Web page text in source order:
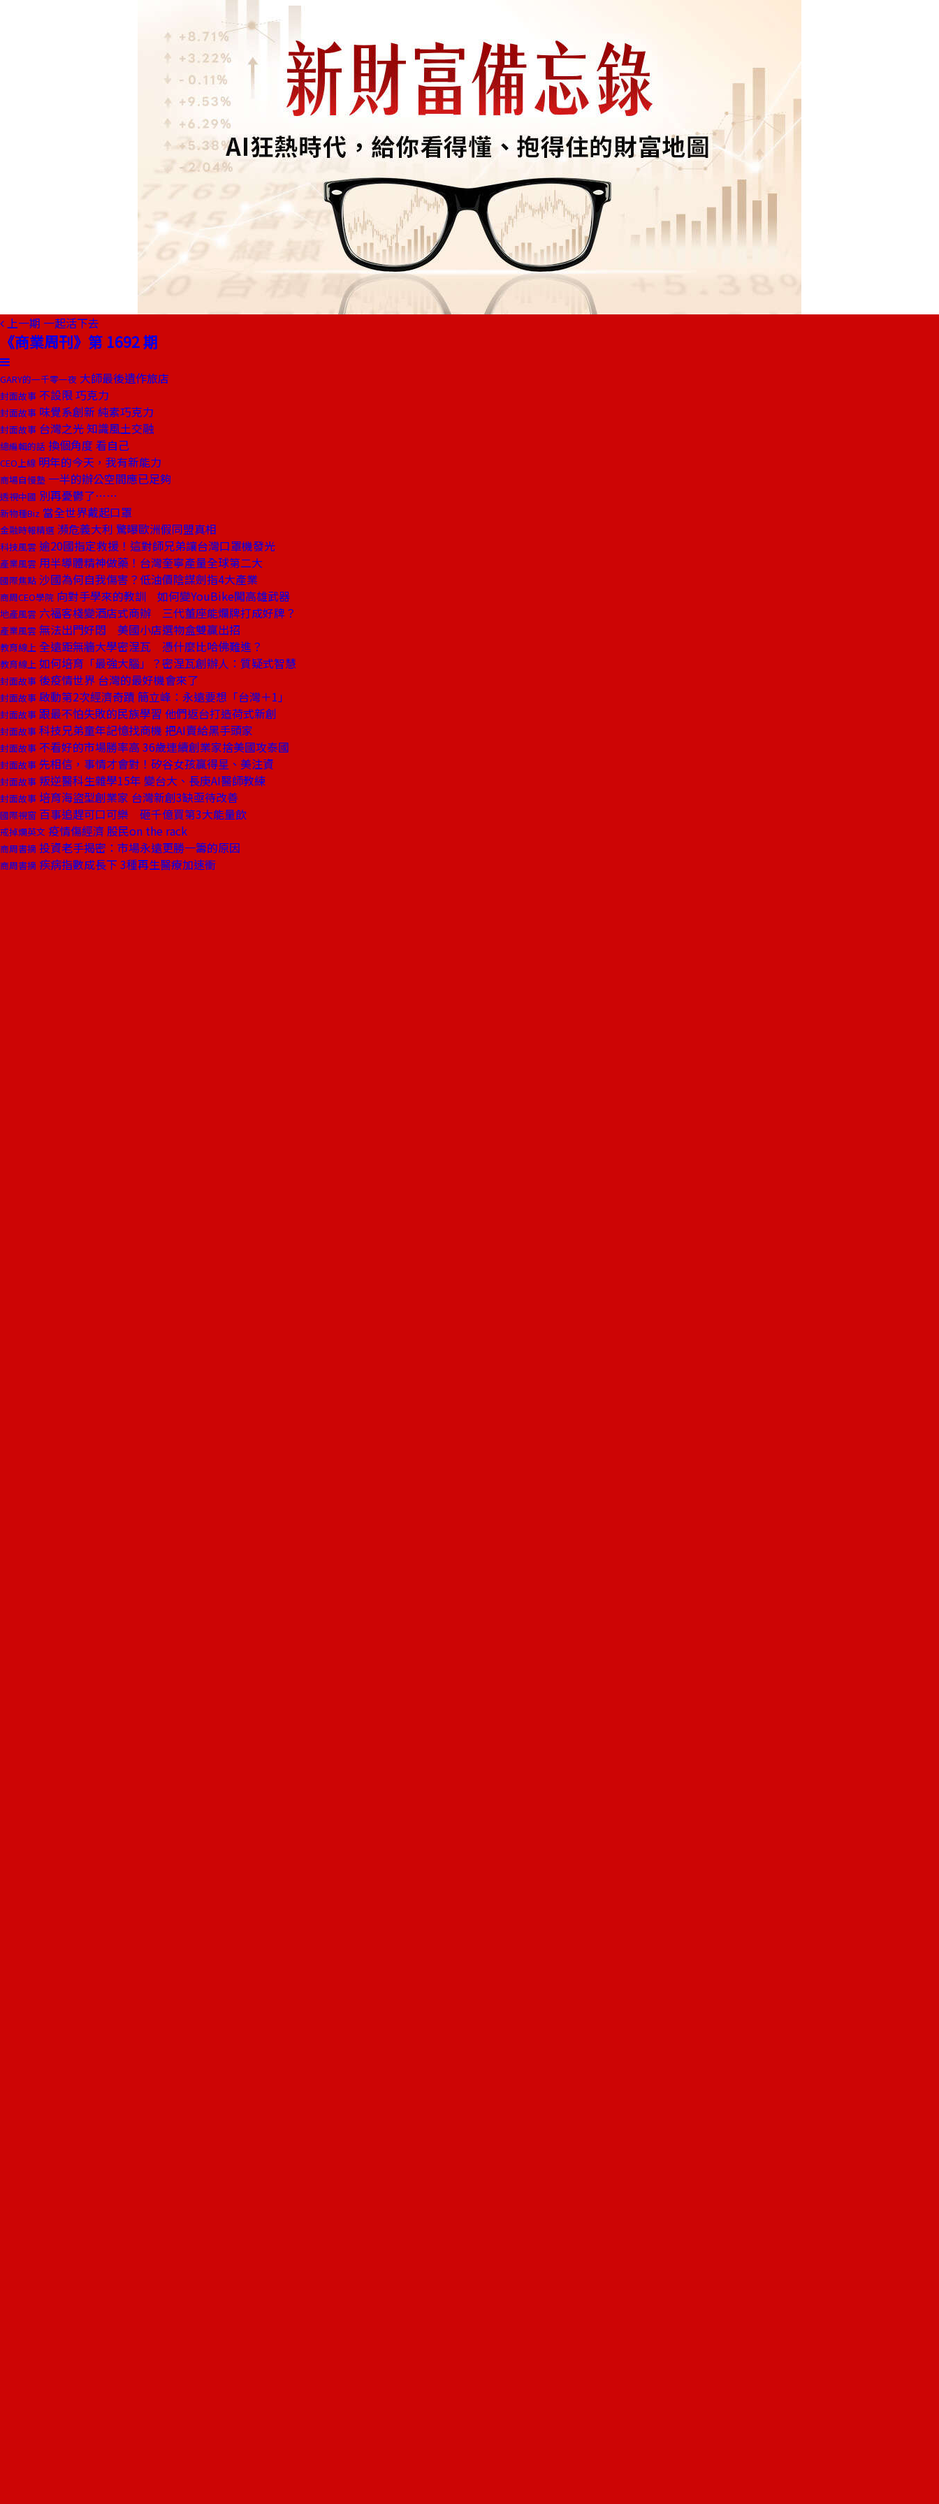
上一期 一起活下去
《商業周刊》第 1692 期
GARY的一千零一夜 大師最後遺作旅店
封面故事 不設限 巧克力
封面故事 味覺系創新 純素巧克力
封面故事 台灣之光 知識風土交融
總編輯的話 換個角度 看自己
CEO上線 明年的今天，我有新能力
商場自慢塾 一半的辦公空間應已足夠
透視中國 別再憂鬱了……
新物種Biz 當全世界戴起口罩
金融時報精選 瀕危義大利 驚曝歐洲假同盟真相
科技風雲 逾20國指定救援！這對師兄弟讓台灣口罩機發光
產業風雲 用半導體精神做藥！台灣奎寧產量全球第二大
國際焦點 沙國為何自我傷害？低油價陰謀劍指4大產業
商周CEO學院 向對手學來的教訓 如何變YouBike闖高雄武器
地產風雲 六福客棧變酒店式商辦 三代董座能爛牌打成好牌？
產業風雲 無法出門好悶 美國小店選物盒雙贏出招
教育線上 全遠距無牆大學密涅瓦 憑什麼比哈佛難進？
教育線上 如何培育「最強大腦」？密涅瓦創辦人：質疑式智慧
封面故事 後疫情世界 台灣的最好機會來了
封面故事 啟動第2次經濟奇蹟 簡立峰：永遠要想「台灣＋1」
封面故事 跟最不怕失敗的民族學習 他們返台打造荷式新創
封面故事 科技兄弟童年記憶找商機 把AI賣給黑手頭家
封面故事 不看好的市場勝率高 36歲連續創業家捨美國攻泰國
封面故事 先相信，事情才會對！矽谷女孩贏得星、美注資
封面故事 叛逆醫科生雜學15年 變台大、長庚AI醫師教練
封面故事 培育海盜型創業家 台灣新創3缺亟待改善
國際視窗 百事追趕可口可樂 砸千億買第3大能量飲
戒掉爛英文 疫情傷經濟 股民on the rack
商周書摘 投資老手揭密：市場永遠更勝一籌的原因
商周書摘 疾病指數成長下 3種再生醫療加速衝